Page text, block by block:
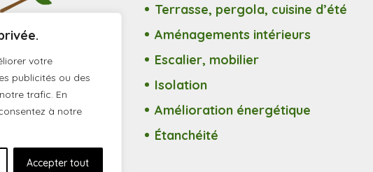
votre
publicités ou des
trafic. En
à notre
Accepter tout
Terrasse, pergola, cuisine d’été
Aménagements intérieurs
Escalier, mobilier
Isolation
Amélioration énergétique
Étanchéité